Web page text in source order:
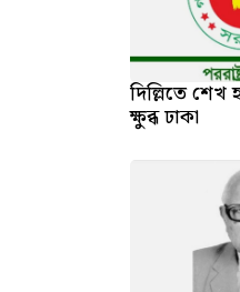
দিল্লিতে শেখ
ক্ষুব্ধ ঢাকা